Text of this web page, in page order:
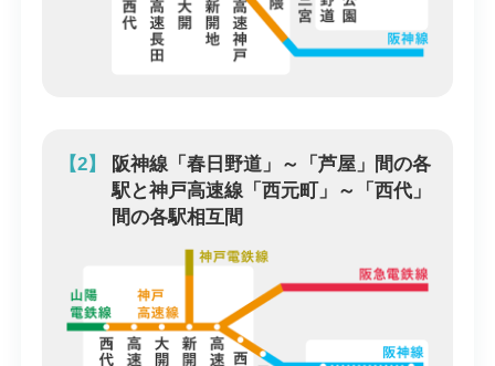
【2】
阪神線「春日野道」～「芦屋」間の各
駅と神戸高速線「西元町」～「西代」
間の各駅相互間